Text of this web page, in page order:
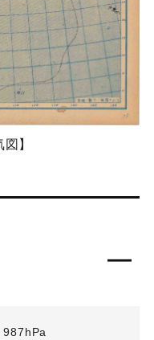
】
987hPa